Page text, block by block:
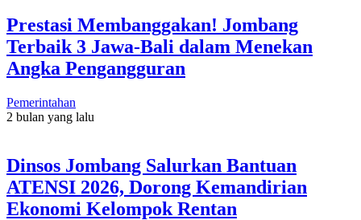
Prestasi Membanggakan! Jombang
Terbaik 3 Jawa-Bali dalam Menekan
Angka Pengangguran
Pemerintahan
2 bulan yang lalu
Dinsos Jombang Salurkan Bantuan
ATENSI 2026, Dorong Kemandirian
Ekonomi Kelompok Rentan